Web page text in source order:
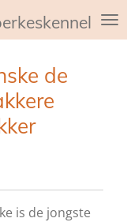
de
de
is de jongste